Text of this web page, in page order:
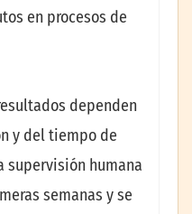
en procesos de
dependen
y del tiempo de
supervisión humana
semanas y se